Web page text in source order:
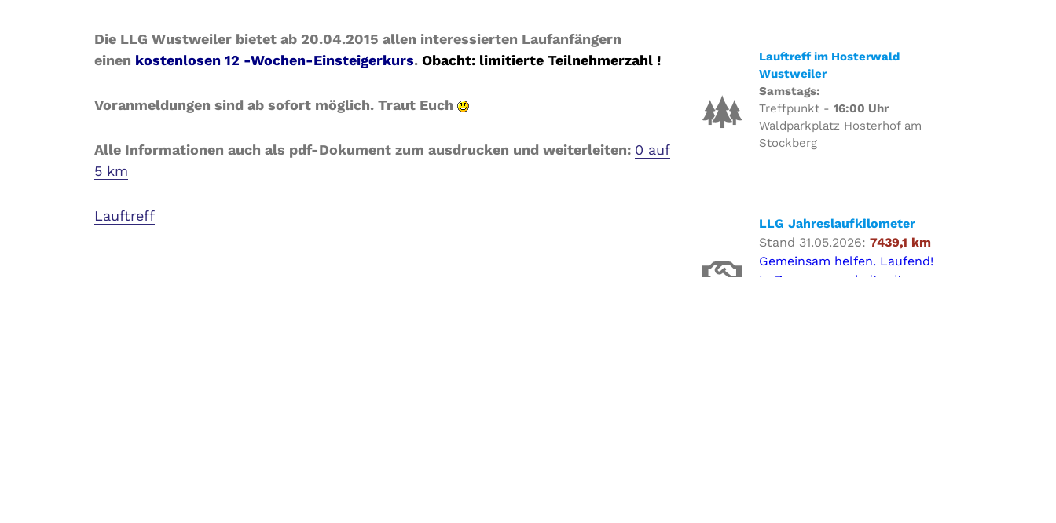
Die LLG Wustweiler bietet ab 20.04.2015 allen interessierten Laufanfängern
einen kostenlosen 12 -Wochen-Einsteigerkurs. Obacht: limitierte Teilnehmerzahl !
Voranmeldungen sind ab sofort möglich. Traut Euch
Alle Informationen auch als pdf-Dokument zum ausdrucken und weiterleiten: 0 auf
5 km
Lauftreff
Lauftreff im Hosterwald
Wustweiler
Samstags:
Treffpunkt - 16:00 Uhr
Waldparkplatz Hosterhof am
Stockberg
LLG Jahreslaufkilometer
Stand 31.05.2026: 7439,1 km
Gemeinsam helfen. Laufend!
In Zusammenarbeit mit